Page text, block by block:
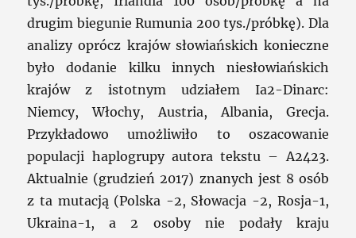
drugim biegunie Rumunia 200 tys./próbkę). Dla
analizy oprócz krajów słowiańskich konieczne
było dodanie kilku innych niesłowiańskich
krajów z istotnym udziałem Ia2-Dinarc:
Niemcy, Włochy, Austria, Albania, Grecja.
Przykładowo umożliwiło to oszacowanie
populacji haplogrupy autora tekstu – A2423.
Aktualnie (grudzień 2017) znanych jest 8 osób
z ta mutacją (Polska -2, Słowacja -2, Rosja-1,
Ukraina-1, a 2 osoby nie podały kraju